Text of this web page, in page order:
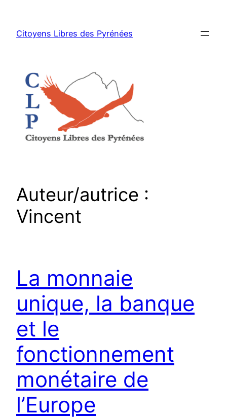
contenu
Citoyens Libres des Pyrénées
Auteur/autrice :
Vincent
La monnaie
unique, la banque
et le
fonctionnement
monétaire de
l’Europe